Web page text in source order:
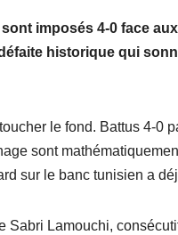
imposés 4-0 face
historique qui
le fond. Battus 4-0
sont
sur le banc tunisien a
Lamouchi,